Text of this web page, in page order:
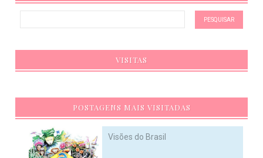
VISITAS
POSTAGENS MAIS VISITADAS
Visões do Brasil